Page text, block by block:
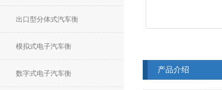
出口型分体式汽车衡
模拟式电子汽车衡
数字式电子汽车衡 产品介绍